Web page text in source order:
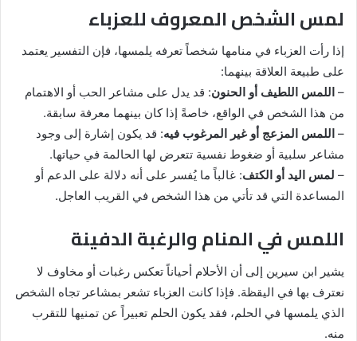
لمس الشخص المعروف للعزباء
إذا رأت العزباء في منامها شخصاً تعرفه يلمسها، فإن التفسير يعتمد
على طبيعة العلاقة بينهما:
– اللمس اللطيف أو الحنون: قد يدل على مشاعر الحب أو الاهتمام
من هذا الشخص في الواقع، خاصةً إذا كان بينهما معرفة سابقة.
– اللمس المزعج أو غير المرغوب فيه: قد يكون إشارة إلى وجود
مشاعر سلبية أو ضغوط نفسية تتعرض لها الحالمة في حياتها.
– لمس اليد أو الكتف: غالباً ما يُفسر على أنه دلالة على الدعم أو
المساعدة التي قد تأتي من هذا الشخص في القريب العاجل.
اللمس في المنام والرغبة الدفينة
يشير ابن سيرين إلى أن الأحلام أحياناً تعكس رغبات أو مخاوف لا
نعترف بها في اليقظة. فإذا كانت العزباء تشعر بمشاعر تجاه الشخص
الذي يلمسها في الحلم، فقد يكون الحلم تعبيراً عن تمنيها للتقرب
منه.